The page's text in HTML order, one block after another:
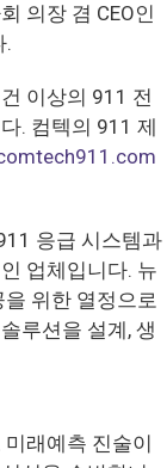
의장 겸 CEO인
.
이상의 911 전
. 컴텍의 911 제
응급 시스템과
업체입니다. 뉴
위한 열정으로
루션을 설계, 생
래예측 진술이